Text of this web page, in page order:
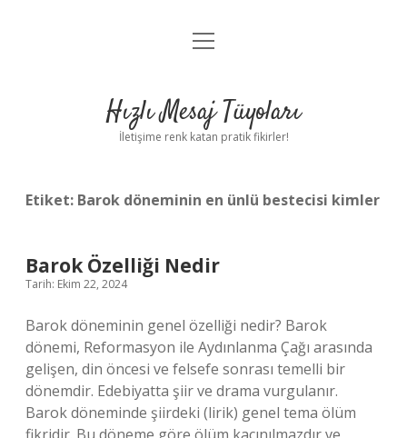
Anasayfa
Yasal Uyarı
menüyü
Hızlı Mesaj Tüyoları
İletişime renk katan pratik fikirler!
Etiket: Barok döneminin en ünlü bestecisi kimler
Barok Özelliği Nedir
Tarih: Ekim 22, 2024
Barok döneminin genel özelliği nedir? Barok
dönemi, Reformasyon ile Aydınlanma Çağı arasında
gelişen, din öncesi ve felsefe sonrası temelli bir
dönemdir. Edebiyatta şiir ve drama vurgulanır.
Barok döneminde şiirdeki (lirik) genel tema ölüm